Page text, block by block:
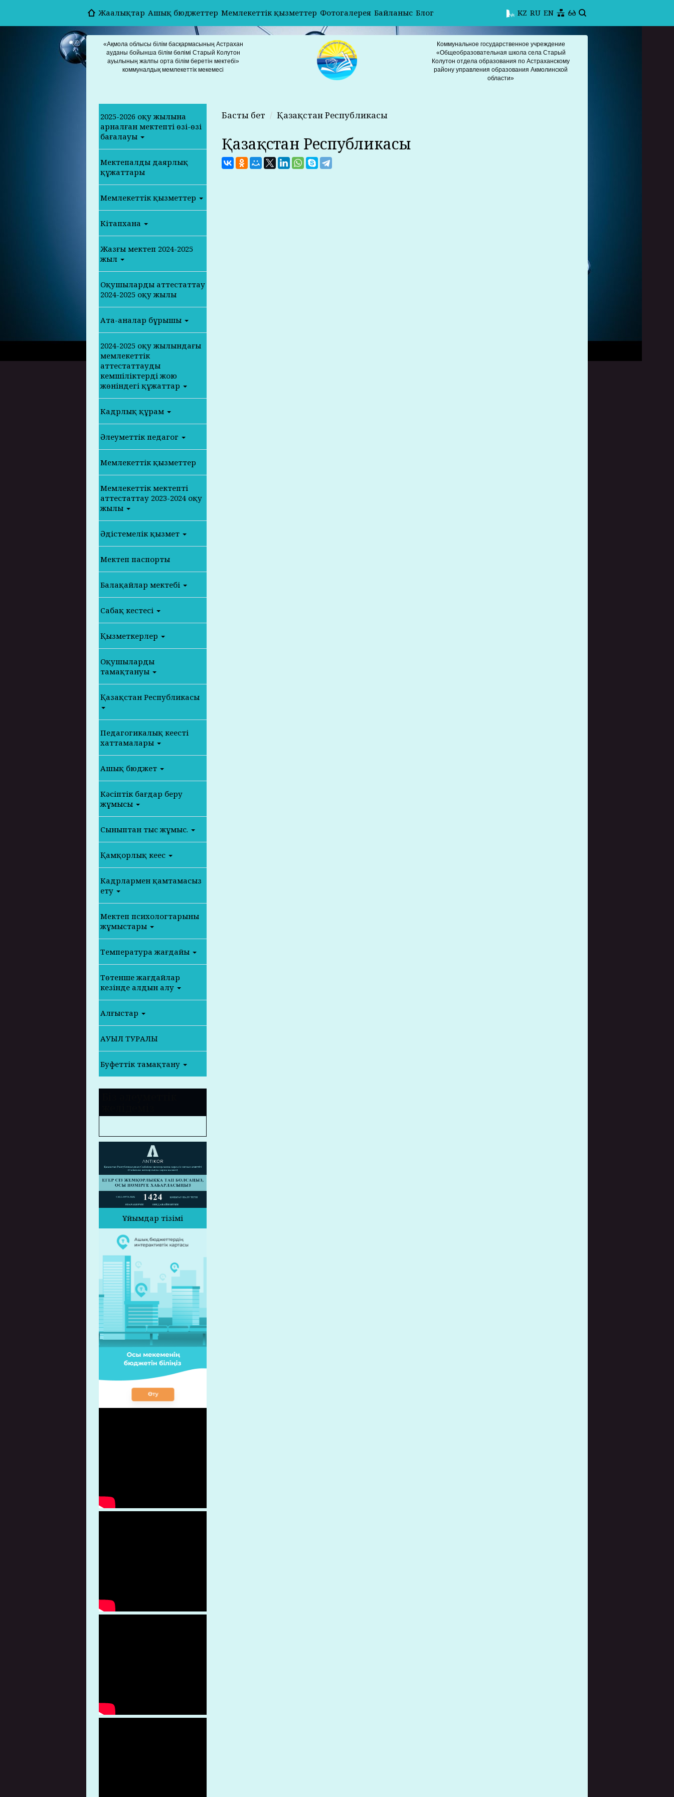
Жаңалықтар Ашық бюджеттер Мемлекеттік қызметтер Фотогалерея Байланыс Блог EN
RU
KZ
«Ақмола облысы білім басқармасының Астрахан
ауданы бойынша білім бөлімі Старый Колутон
ауылының жалпы орта білім беретін мектебі»
коммуналдық мемлекеттік мекемесі
Коммунальное государственное учреждение
«Общеобразовательная школа села Старый
Колутон отдела образования по Астраханскому
району управления образования Акмолинской
области»
2025-2026 оқу жылына
арналған мектептің өзің-өзі
бағалауы
Мектепалды даярлық
құжаттары
Мемлекеттік қызметтер
Кітапхана
Жазғы мектеп 2024-2025
жыл
Оқушыларды аттестаттау
2024-2025 оқу жылы
Ата-аналар бұрышы
2024-2025 оқу жылындағы
мемлекеттік
аттестаттаудың
кемшіліктерді жою
жөніндегі құжаттар
Кадрлық құрам
Әлеуметтік педагог
Мемлекеттік қызметтер
Мемлекеттік мектепті
аттестаттау 2023-2024 оқу
жылы
Әдістемелік қызмет
Мектеп паспорты
Балақайлар мектебі
Сабақ кестесі
Қызметкерлер
Оқушылардың
тамақтануы
Қазақстан Республикасы
Педагогикалық кеңестің
хаттамалары
Ашық бюджет
Кәсіптік бағдар беру
жұмысы
Сыныптан тыс жұмыс.
Қамқорлық кеңес
Кадрлармен қамтамасыз
ету
Мектеп психологтарының
жұмыстары
Температура жағдайы
Төтенше жағдайлар
кезінде алдын алу
Алғыстар
АУЫЛ ТУРАЛЫ
Буфеттік тамақтану
Ұйымдар тізімі
Басты бет Қазақстан Республикасы
Қазақстан Республикасы